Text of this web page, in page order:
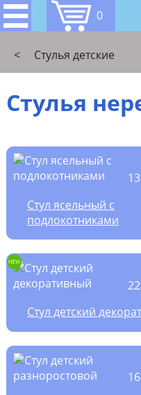
0
< Стулья детские
Стулья
Стул ясельный с
подлокотниками
Стул детский